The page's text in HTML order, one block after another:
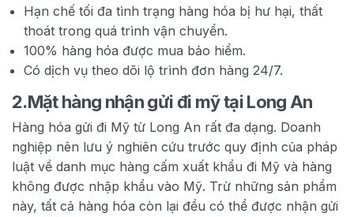
Hạn chế tối đa tình trạng hàng hóa bị hư hại, thất
thoát trong quá trình vận chuyển.
100% hàng hóa được mua bảo hiểm.
Có dịch vụ theo dõi lộ trình đơn hàng 24/7.
2.Mặt hàng nhận gửi đi mỹ tại Long An
Hàng hóa gửi đi Mỹ từ Long An rất đa dạng. Doanh
nghiệp nên lưu ý nghiên cứu trước quy định của pháp
luật về danh mục hàng cấm xuất khẩu đi Mỹ và hàng
không được nhập khẩu vào Mỹ. Trừ những sản phẩm
này, tất cả hàng hóa còn lại đều có thể được nhận gửi